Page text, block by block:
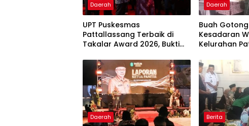
Daerah
UPT Puskesmas
Pattallassang Terbaik di
Takalar Award 2026, Bukti
Pelayanan Kesehatan
Berkualitas
Daerah
Buah
Kesadaran
Kelurahan
Daerah Berita